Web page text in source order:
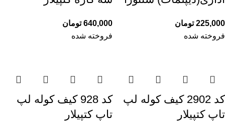
225,000 تومان 640,000 تومان
فروخته شده
کد 2902 کیف کوله لپ
تاپ کتپیلار
فروخته شده
کد 928 کیف کوله لپ
تاپ کتپیلار